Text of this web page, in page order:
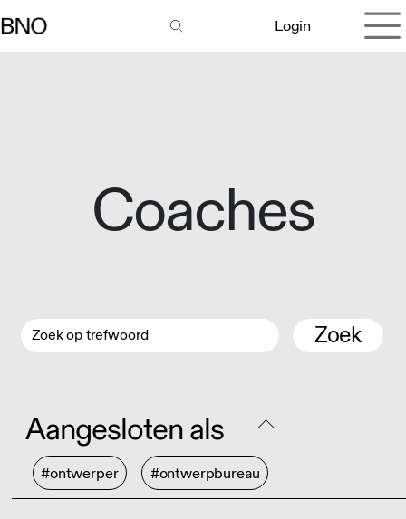
Login
Coaches
Zoek
Aangesloten als
#ontwerper #ontwerpbureau